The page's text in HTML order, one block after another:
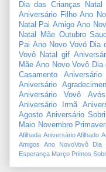
Dia das Crianças
Natal
Aniversário Filho Ano
Natal Pai Amigo Ano
Natal Mãe Outubro
Pai Ano Novo Vovó Dia
Vovô
Natal gif
Mãe Ano Novo Vovô Dia
Casamento
Aniversário
Aniversário Vovô
Avós
Aniversário Irmã
Agosto Aniversário
Maio Novembro
Afilhada Aniversário Afilhado
Amigos
Ano NovoVovô Dia
Esperança Março Primos